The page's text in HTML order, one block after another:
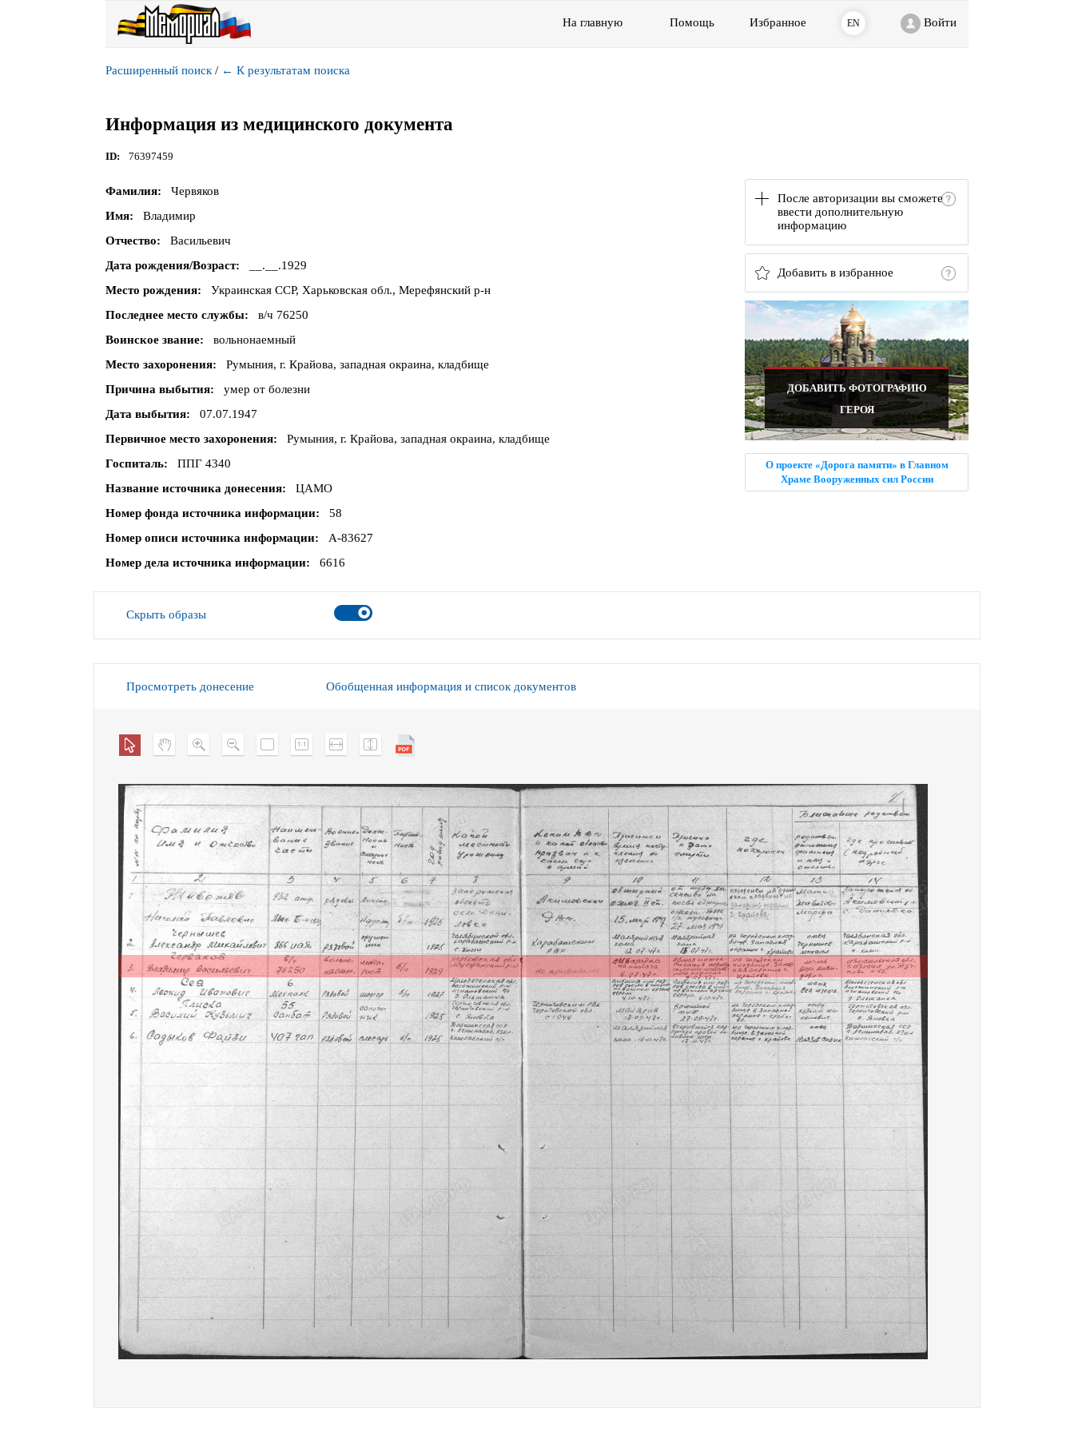
На главную Помощь Избранное EN Войти
Расширенный поиск / ← К результатам поиска
Информация из медицинского документа
ID 76397459
После авторизации вы сможете
ввести дополнительную
информацию
Добавить в избранное
ДОБАВИТЬ ФОТОГРАФИЮ
ГЕРОЯ
О проекте «Дорога памяти» в Главном
Храме Вооруженных сил России
Фамилия
Червяков
Имя
Владимир
Отчество
Васильевич
Дата рождения/Возраст
__.__.1929
Место рождения
Украинская ССР, Харьковская обл., Мерефянский р-н
Последнее место службы
в/ч 76250
Воинское звание
вольнонаемный
Место захоронения
Румыния, г. Крайова, западная окраина, кладбище
Причина выбытия
умер от болезни
Дата выбытия
07.07.1947
Первичное место захоронения
Румыния, г. Крайова, западная окраина, кладбище
Госпиталь
ППГ 4340
Название источника донесения
ЦАМО
Номер фонда источника информации
58
Номер описи источника информации
A-83627
Номер дела источника информации
6616
Скрыть образы
Просмотреть донесение Обобщенная информация и список документов